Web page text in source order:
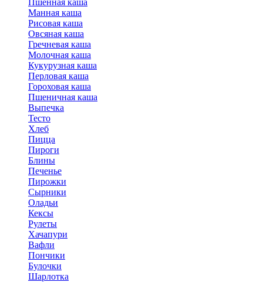
Манная каша
Рисовая каша
Овсяная каша
Гречневая каша
Молочная каша
Кукурузная каша
Перловая каша
Гороховая каша
Пшеничная каша
Выпечка
Тесто
Хлеб
Пицца
Пироги
Блины
Печенье
Пирожки
Сырники
Оладьи
Кексы
Рулеты
Хачапури
Вафли
Пончики
Булочки
Шарлотка